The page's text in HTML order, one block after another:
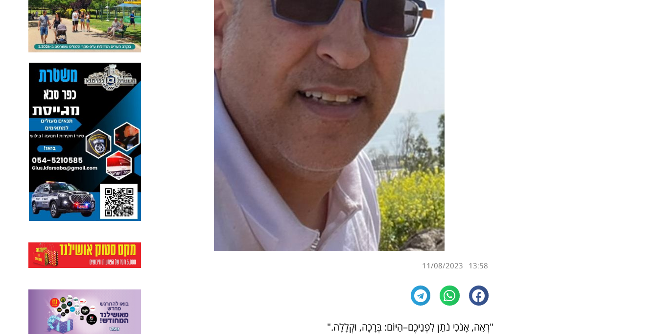
13:58
11/08/2023
"רְאֵה, אָנֹכִי נֹתֵן לִפְנֵיכֶם–הַיּוֹם: בְּרָכָה, וּקְלָלָה."